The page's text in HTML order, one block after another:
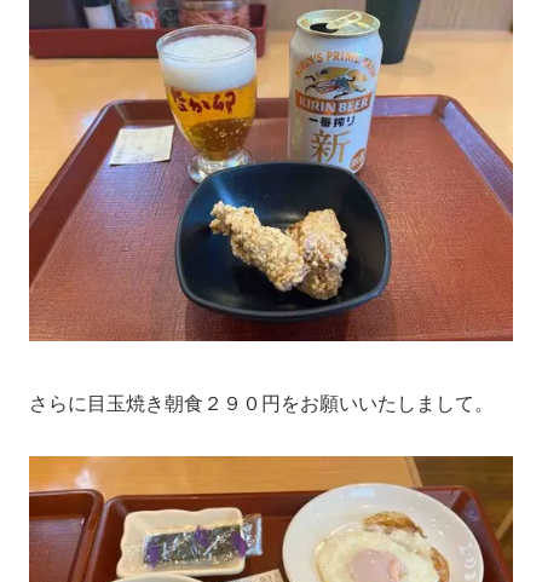
さらに目玉焼き朝食２９０円をお願いいたしまして。